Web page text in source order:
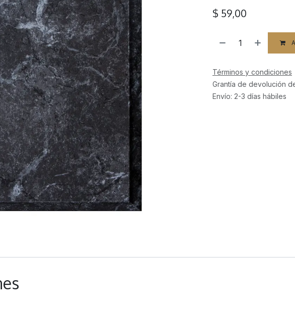
$ 59,00
Términos y condiciones
Grantía de devolución
Envío: 2-3 días hábiles